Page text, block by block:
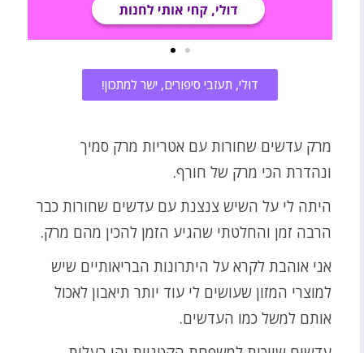
דוּלי, תעזבי סיפורים, ישר למתכון!
מרק עדשים שחורות עם אטריות מרק סמיך
ונהדרת הכי מרק של חורף.
היתה לי על השיש צנצנת עם עדשים שחורות כבר
הרבה זמן והחלטתי שהגיע הזמן להכין מהם מרק.
אני אוהבת לקרא על היתרונות הבריאותיים שיש
למוצרי המזון שעושים לי עוד יותר תיאבון לאכול
אותם למשל כמו העדשים.